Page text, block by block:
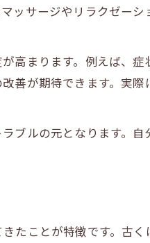
体選びのポイント
技術は信頼性に直結する
視の整体院選びで安心
で整体院の対応をチェッ
役立つ整体の活用法
る整体で日常のストレス
ッサージやリラクゼー
高まります。例えば、
善が期待できます。実
ブルの元となります。
たことが特徴です。古